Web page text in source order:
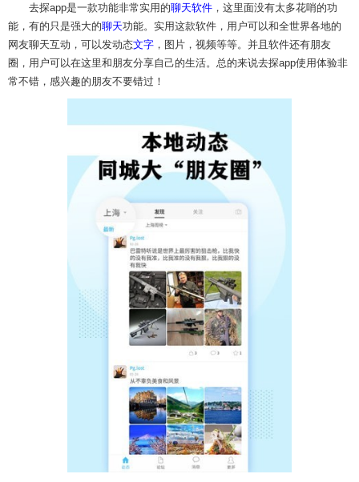
去探app是一款功能非常实用的聊天软件 ，这里面没有太多花哨的功
能，有的只是强大的聊天功能。实用这款软件，用户可以和全世界各地的
网友聊天互动，可以发动态文字 ，图片，视频等等。并且软件还有朋友
圈，用户可以在这里和朋友分享自己的生活。总的来说去探app使用体验非
常不错，感兴趣的朋友不要错过！